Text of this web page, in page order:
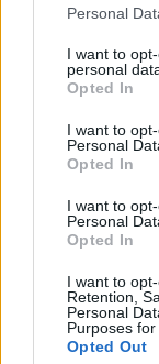
Personal
I want to
personal
Opted In
I want to
Personal
Opted In
I want to
Personal
Opted In
I want to
Retention,
Personal
Purposes for
Opted Out